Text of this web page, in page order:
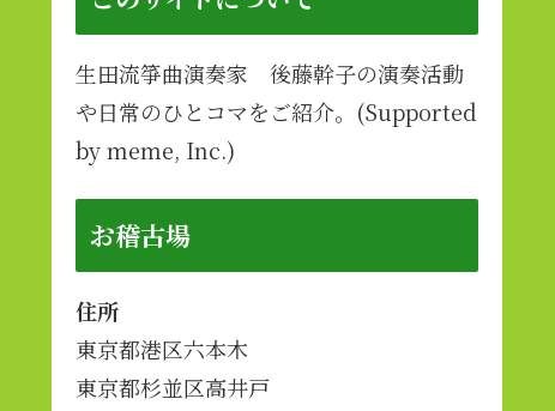
生田流箏曲演奏家 後藤幹子の演奏活動
や日常のひとコマをご紹介。(Supported
by meme, Inc.)
お稽古場
住所
東京都港区六本木
東京都杉並区高井戸